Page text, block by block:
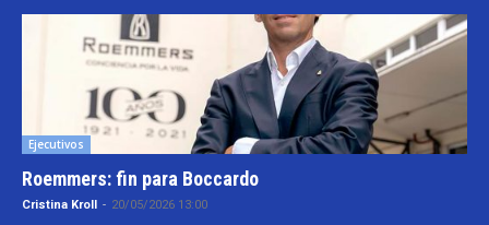
Ejecutivos
Roemmers: fin para Boccardo
Cristina Kroll - 20/05/2026 13:00